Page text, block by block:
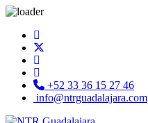
+52 33 36 15 27 46
info@ntrguadalajara.com